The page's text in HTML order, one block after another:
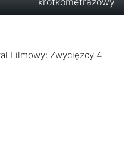
Filmowy: Zwycięzcy 4